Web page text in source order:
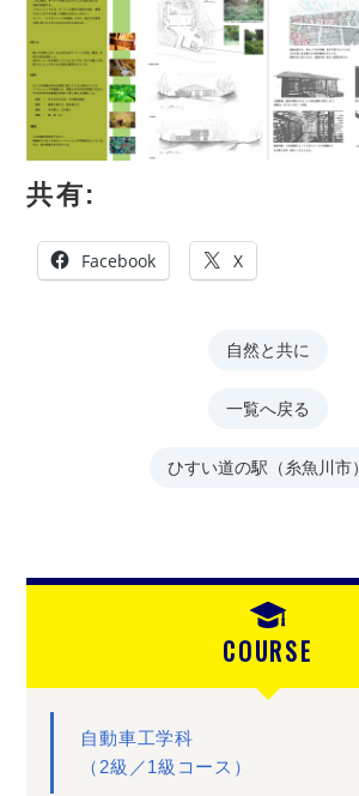
共有:
Facebook X
自然と共に
一覧へ戻る
ひすい道の駅（糸魚川市）
COURSE
自動車工学科
（2級／1級コース）